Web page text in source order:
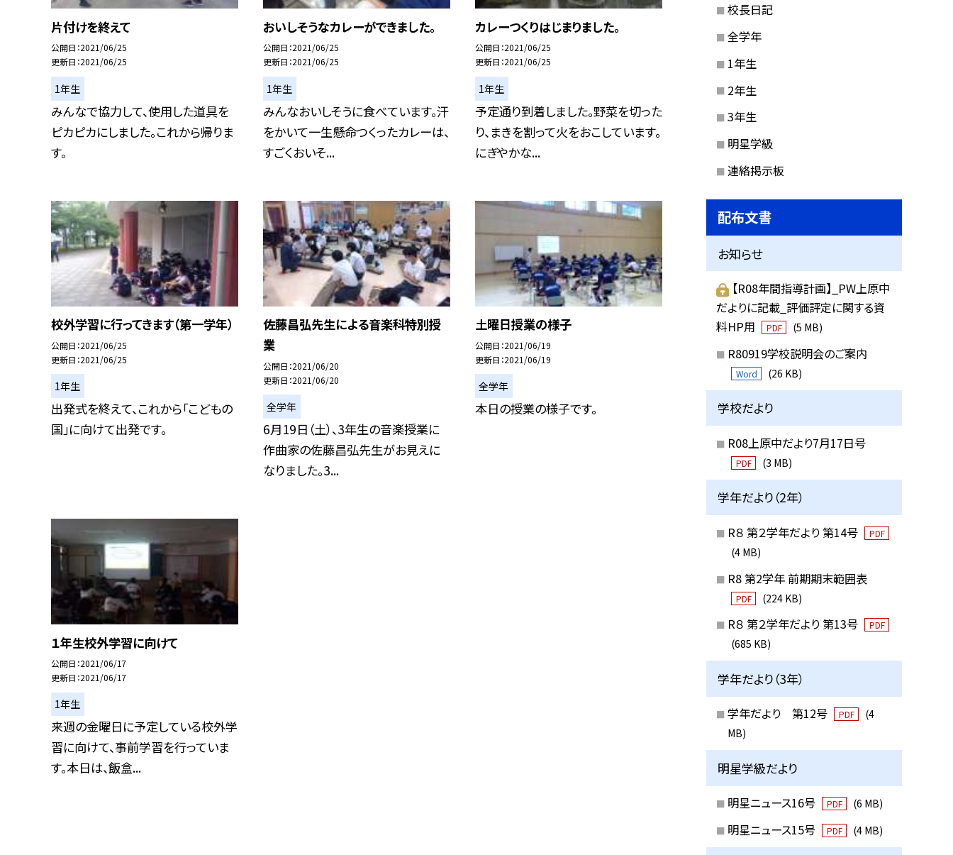
片付けを終えて
公開日 2021/06/25
更新日 2021/06/25
1年生
みんなで協力して、使用した道具を
ピカピカにしました。これから帰りま
す。
おいしそうなカレーができました。
公開日 2021/06/25
更新日 2021/06/25
1年生
みんなおいしそうに食べています。汗
をかいて一生懸命つくったカレーは、
すごくおいそ...
カレーつくりはじまりました。
公開日 2021/06/25
更新日 2021/06/25
1年生
予定通り到着しました。野菜を切った
り、まきを割って火をおこしています。
にぎやかな...
校外学習に行ってきます（第一学年）
公開日 2021/06/25
更新日 2021/06/25
1年生
出発式を終えて、これから「こどもの
国」に向けて出発です。
佐藤昌弘先生による音楽科特別授
業
公開日 2021/06/20
更新日 2021/06/20
全学年
6月19日（土）、3年生の音楽授業に
作曲家の佐藤昌弘先生がお見えに
なりました。3...
土曜日授業の様子
公開日 2021/06/19
更新日 2021/06/19
全学年
本日の授業の様子です。
１年生校外学習に向けて
公開日 2021/06/17
更新日 2021/06/17
1年生
来週の金曜日に予定している校外学
習に向けて、事前学習を行っていま
す。本日は、飯盒...
校長日記
全学年
1年生
2年生
3年生
明星学級
連絡掲示板
配布文書
お知らせ
【R08年間指導計画】_PW上原中
だよりに記載_評価評定に関する資
料HP用
PDF (5 MB)
R80919学校説明会のご案内
Word (26 KB)
学校だより
R08上原中だより7月17日号
PDF (3 MB)
学年だより（2年）
R８ 第２学年だより 第14号 PDF
(4 MB)
R8 第2学年 前期期末範囲表
PDF (224 KB)
R８ 第２学年だより 第13号 PDF
(685 KB)
学年だより（3年）
学年だより 第12号 PDF
(4
MB)
明星学級だより
明星ニュース16号 PDF (6 MB)
明星ニュース15号 PDF (4 MB)